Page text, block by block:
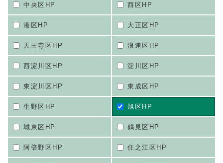
中央区HP 西区HP
港区HP 大正区HP
天王寺区HP 浪速区HP
西淀川区HP 淀川区HP
東淀川区HP 東成区HP
生野区HP 旭区HP
城東区HP 鶴見区HP
阿倍野区HP 住之江区HP